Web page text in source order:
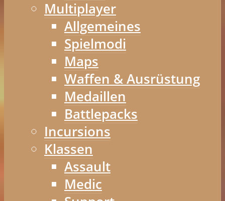
Multiplayer
Allgemeines
Spielmodi
Maps
Waffen & Ausrüstung
Medaillen
Battlepacks
Incursions
Klassen
Assault
Medic